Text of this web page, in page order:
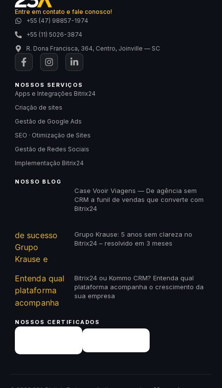
Entre em contato e fale conosco!
+55 (47) 98857-1974
+55 (11) 5026-3874
R. Dona Francisca, 364, Centro, Joinville — SC
NOSSOS SERVIÇOS
Apps e Integrações Bitrix24
Criação de sites
Gestão de Google Ads
SEO · Otimização de Sites
Gestão de Redes Sociais
Implementação Bitrix24
NOSSO BLOG
Case Vooir Viagens — De agência sem
CRM a funil de vendas que converte com
Bitrix24
Grupo Krause: 5 anos sem clareza no
Bitrix24 – resolvido em 3 meses
Bitrix24 ou Kommo CRM? Entenda qual
plataforma acompanha o crescimento da
sua empresa
NOSSOS CERTIFICADOS